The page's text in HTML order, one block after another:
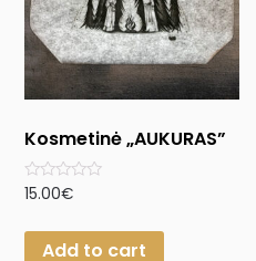
Kosmetinė „AUKURAS”
Rated
of
15.00€
Add to cart